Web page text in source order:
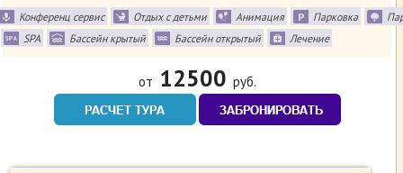
Конференц сервис Отдых с детьми Анимация Парковка
SPA
Бассейн крытый Бассейн открытый Лечение
от 12500 руб.